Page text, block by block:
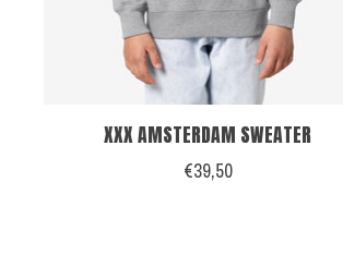
XXX AMSTERDAM SWEATER
€39,50